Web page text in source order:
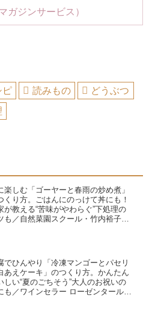
ガジンサービス）
ピ 読みもの
どうぶつ
楽しむ「ゴーヤーと春雨の炒め煮」
くり方。ごはんにのっけて丼にも！
が教える“苦味がやわらぐ”下処理の
も／自然菜園スクール・竹内裕子さ
でひんやり「冷凍マンゴーとパセリ
あえケーキ」のつくり方。かんたん
しい“夏のごちそう”大人のお祝いの
も／ワインセラー ローゼンタール・